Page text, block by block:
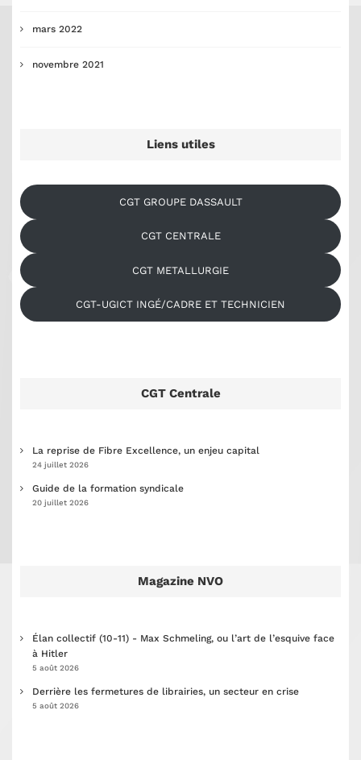
mars 2022
novembre 2021
Liens utiles
CGT GROUPE DASSAULT
CGT CENTRALE
CGT METALLURGIE
CGT-UGICT INGÉ/CADRE ET TECHNICIEN
CGT Centrale
La reprise de Fibre Excellence, un enjeu capital
24 juillet 2026
Guide de la formation syndicale
20 juillet 2026
Magazine NVO
Élan collectif (10-11) - Max Schmeling, ou l’art de l’esquive face
à Hitler
5 août 2026
Derrière les fermetures de librairies, un secteur en crise
5 août 2026